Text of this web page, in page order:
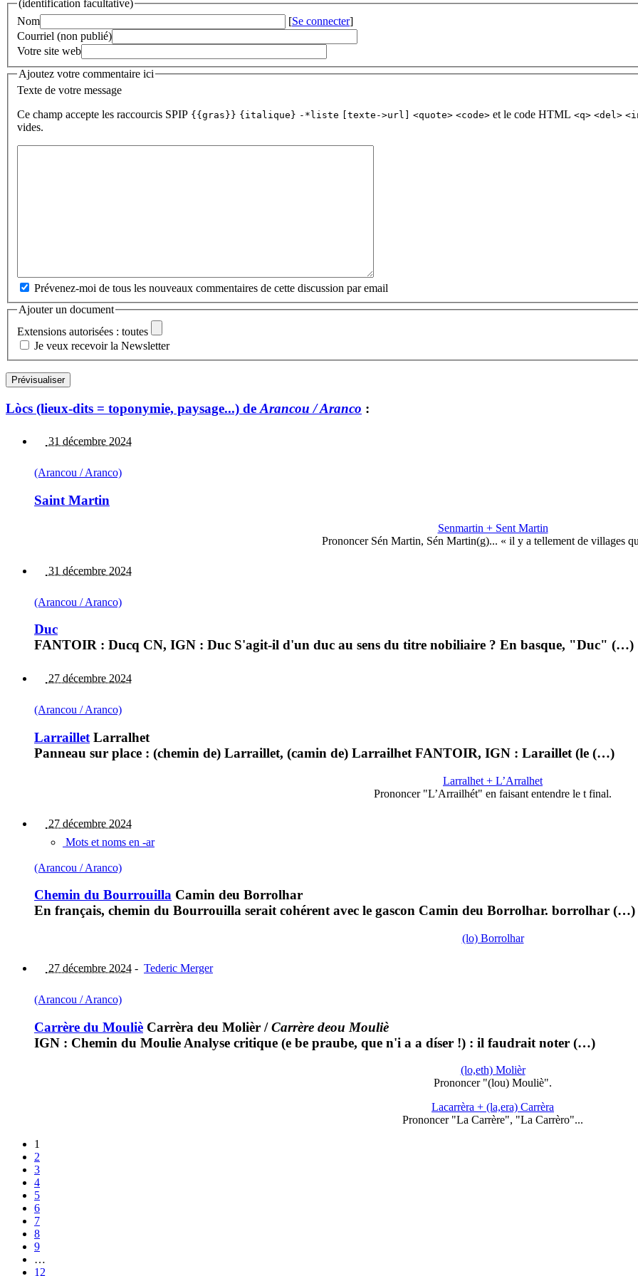
(identification facultative)
Nom
[Se connecter]
Courriel (non publié)
Votre site web
Ajoutez votre commentaire ici
Texte de votre message
Ce champ accepte les raccourcis SPIP {{gras}} {italique} -*liste [texte->url] <quote> <code> et le code HTML <q> <del>
vides.
Prévenez-moi de tous les nouveaux commentaires de cette discussion par email
Ajouter un document
Extensions autorisées : toutes
Je veux recevoir la Newsletter
Lòcs (lieux-dits = toponymie, paysage...) de Arancou / Aranco :
31 décembre 2024
(Arancou / Aranco)
Saint Martin
Senmartin + Sent Martin
Prononcer Sén Martin, Sén Martin(g)... « il y a tellement de villages
31 décembre 2024
(Arancou / Aranco)
Duc
FANTOIR : Ducq CN, IGN : Duc S'agit-il d'un duc au sens du titre nobiliaire ? En basque, "Duc" (…)
27 décembre 2024
(Arancou / Aranco)
Larraillet Larralhet
Panneau sur place : (chemin de) Larraillet, (camin de) Larrailhet FANTOIR, IGN : Laraillet (le (…)
Larralhet + L’Arralhet
Prononcer "L’Arrailhét" en faisant entendre le t final.
27 décembre 2024
Mots et noms en -ar
(Arancou / Aranco)
Chemin du Bourrouilla Camin deu Borrolhar
En français, chemin du Bourrouilla serait cohérent avec le gascon Camin deu Borrolhar. borrolhar (…)
(lo) Borrolhar
27 décembre 2024 - Tederic Merger
(Arancou / Aranco)
Carrère du Mouliè Carrèra deu Molièr /Carrère deou Mouliè
IGN : Chemin du Moulie Analyse critique (e be praube, que n'i a a díser !) : il faudrait noter (…)
(lo,eth) Molièr
Prononcer "(lou) Mouliè".
Lacarrèra + (la,era) Carrèra
Prononcer "La Carrère", "La Carrèro"...
1
2
3
4
5
6
7
8
9
…
12